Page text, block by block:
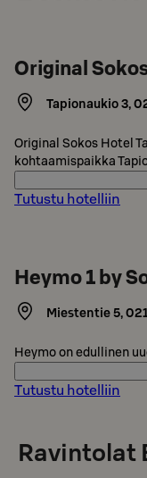
Original
Tapionaukio 3,
Original Sokos Hotel
kohtaamispaikka
Tutustu hotelliin
Heymo 1 by
Miestentie 5,
Heymo on edullinen
Tutustu hotelliin
Ravintolat